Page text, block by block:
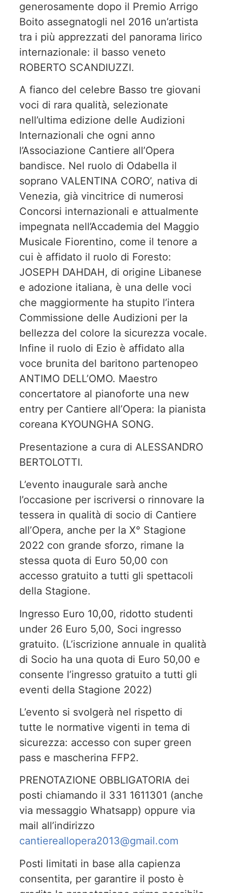
generosamente dopo il Premio Arrigo
Boito assegnatogli nel 2016 un’artista
tra i più apprezzati del panorama lirico
internazionale: il basso veneto
ROBERTO SCANDIUZZI.
A fianco del celebre Basso tre giovani
voci di rara qualità, selezionate
nell’ultima edizione delle Audizioni
Internazionali che ogni anno
l’Associazione Cantiere all’Opera
bandisce. Nel ruolo di Odabella il
soprano VALENTINA CORO’, nativa di
Venezia, già vincitrice di numerosi
Concorsi internazionali e attualmente
impegnata nell’Accademia del Maggio
Musicale Fiorentino, come il tenore a
cui è affidato il ruolo di Foresto:
JOSEPH DAHDAH, di origine Libanese
e adozione italiana, è una delle voci
che maggiormente ha stupito l’intera
Commissione delle Audizioni per la
bellezza del colore la sicurezza vocale.
Infine il ruolo di Ezio è affidato alla
voce brunita del baritono partenopeo
ANTIMO DELL’OMO. Maestro
concertatore al pianoforte una new
entry per Cantiere all’Opera: la pianista
coreana KYOUNGHA SONG.
Presentazione a cura di ALESSANDRO
BERTOLOTTI.
L’evento inaugurale sarà anche
l’occasione per iscriversi o rinnovare la
tessera in qualità di socio di Cantiere
all’Opera, anche per la X° Stagione
2022 con grande sforzo, rimane la
stessa quota di Euro 50,00 con
accesso gratuito a tutti gli spettacoli
della Stagione.
Ingresso Euro 10,00, ridotto studenti
under 26 Euro 5,00, Soci ingresso
gratuito. (L’iscrizione annuale in qualità
di Socio ha una quota di Euro 50,00 e
consente l’ingresso gratuito a tutti gli
eventi della Stagione 2022)
L’evento si svolgerà nel rispetto di
tutte le normative vigenti in tema di
sicurezza: accesso con super green
pass e mascherina FFP2.
PRENOTAZIONE OBBLIGATORIA dei
posti chiamando il 331 1611301 (anche
via messaggio Whatsapp) oppure via
mail all’indirizzo
cantiereallopera2013@gmail.com
Posti limitati in base alla capienza
consentita, per garantire il posto è